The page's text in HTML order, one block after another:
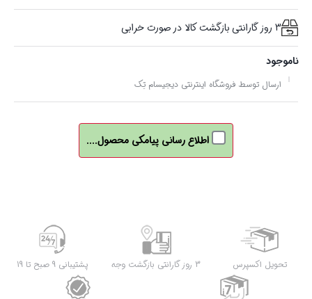
3 روز گارانتی بازگشت کالا در صورت خرابی
ناموجود
ارسال توسط فروشگاه اینترنتی دیجیسام تِک
اطلاع رسانی پیامکی محصول....
تحویل اکسپرس 3 روز گارانتی بازگشت وجه پشتیبانی 9 صبح تا 19